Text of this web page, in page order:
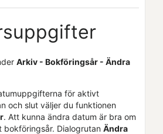
Arkiv - Bokföringsår - Ändra
för aktivt
och slut väljer du funktionen
. Att kunna ändra datum är bra om
Dialogrutan Ändra